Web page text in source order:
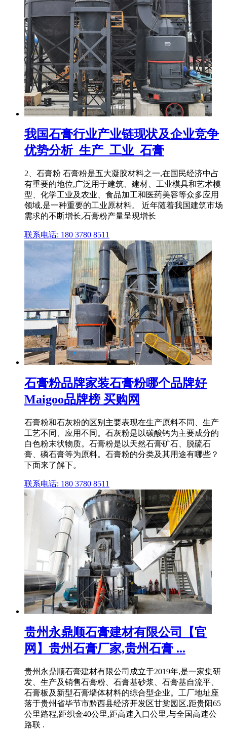
我国石膏行业产业链现状及企业竞争
优势分析_生产_工业_石膏
2、石膏粉 石膏粉是五大凝胶材料之一,在国民经济中占
有重要的地位,广泛用于建筑、建材、工业模具和艺术模
型、化学工业及农业、食品加工和医药美容等众多应用
领域,是一种重要的工业原材料。 近年随着我国建筑市场
需求的不断增长,石膏粉产量呈现增长
联系电话: 180 3780 8511
石膏粉品牌家装石膏粉哪个品牌好
Maigoo品牌榜 买购网
石膏粉和石灰粉的区别主要表现在生产原料不同、生产
工艺不同、应用不同。石灰粉是以碳酸钙为主要成分的
白色粉末状物质。石膏粉是以天然石膏矿石、脱硫石
膏、磷石膏等为原料。石膏粉的分类及其用途有哪些？
下面来了解下。
联系电话: 180 3780 8511
贵州永鼎顺石膏建材有限公司【官
网】贵州石膏厂家,贵州石膏 ...
贵州永鼎顺石膏建材有限公司成立于2019年,是一家集研
发、生产及销售石膏粉、石膏基砂浆、石膏基自流平、
石膏板及新型石膏墙体材料的综合型企业。工厂地址座
落于贵州省毕节市黔西县经济开发区甘棠园区,距贵阳65
公里路程,距织金40公里,距高速入口公里,与全国高速公
路联 .